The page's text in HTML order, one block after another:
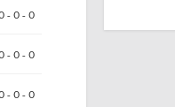
- 0 - 0
- 0 - 0
- 0 - 0